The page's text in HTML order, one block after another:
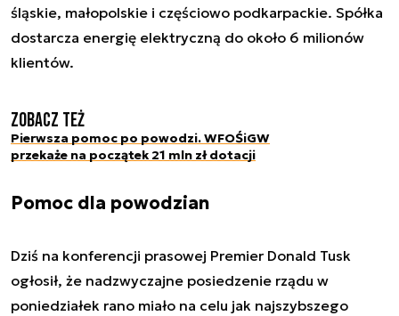
śląskie, małopolskie i częściowo podkarpackie. Spółka
dostarcza energię elektryczną do około 6 milionów
klientów.
Zobacz też
Pierwsza pomoc po powodzi. WFOŚiGW
przekaże na początek 21 mln zł dotacji
Pomoc dla powodzian
Dziś na konferencji prasowej Premier Donald Tusk
ogłosił, że nadzwyczajne posiedzenie rządu w
poniedziałek rano miało na celu jak najszybszego